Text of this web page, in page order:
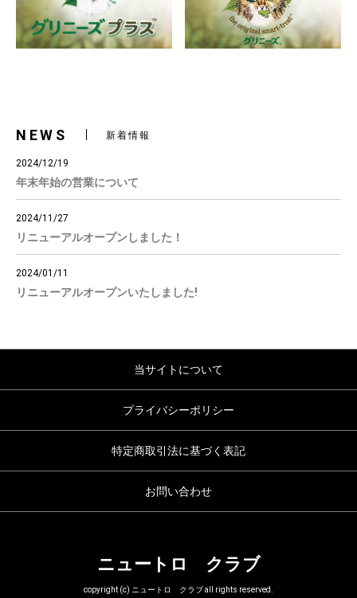
NEWS 新着情報
2024/12/19
年末年始の営業について
2024/11/27
リニューアルオープンしました！
2024/01/11
リニューアルオープンいたしました!
当サイトについて
プライバシーポリシー
特定商取引法に基づく表記
お問い合わせ
ニュートロ クラブ
copyright (c) ニュートロ クラブ all rights reserved.